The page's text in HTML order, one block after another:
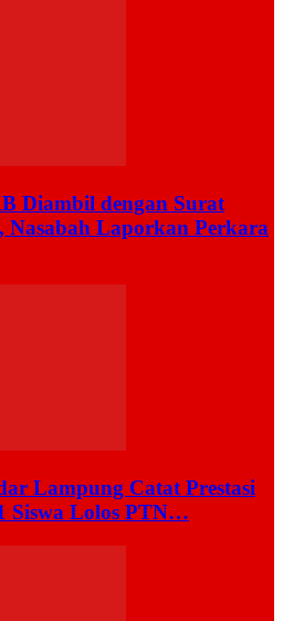
Diambil dengan Surat
Nasabah Laporkan Perkara
Lampung Catat Prestasi
Siswa Lolos PTN…